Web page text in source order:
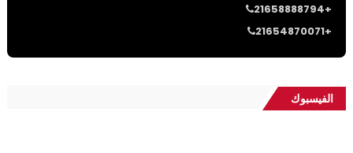
21658888794+
21654870071+
الفيسبوك